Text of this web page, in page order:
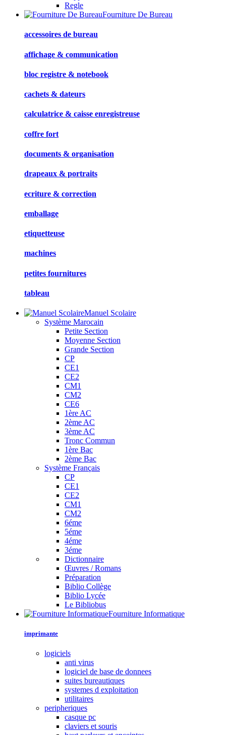
Regle
Fourniture De Bureau
accessoires de bureau
affichage & communication
bloc registre & notebook
cachets & dateurs
calculatrice & caisse enregistreuse
coffre fort
documents & organisation
drapeaux & portraits
ecriture & correction
emballage
etiquetteuse
machines
petites fournitures
tableau
Manuel Scolaire
Système Marocain
Petite Section
Moyenne Section
Grande Section
CP
CE1
CE2
CM1
CM2
CE6
1ère AC
2ème AC
3ème AC
Tronc Commun
1ère Bac
2ème Bac
Système Français
CP
CE1
CE2
CM1
CM2
6éme
5éme
4éme
3éme
Dictionnaire
Œuvres / Romans
Préparation
Biblio Collège
Biblio Lycée
Le Bibliobus
Fourniture Informatique
imprimante
logiciels
anti virus
logiciel de base de donnees
suites bureautiques
systemes d exploitation
utilitaires
peripheriques
casque pc
claviers et souris